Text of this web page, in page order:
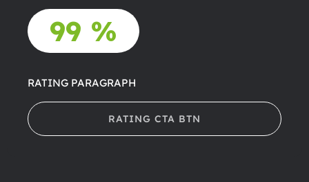
99 %
RATING PARAGRAPH
RATING CTA BTN